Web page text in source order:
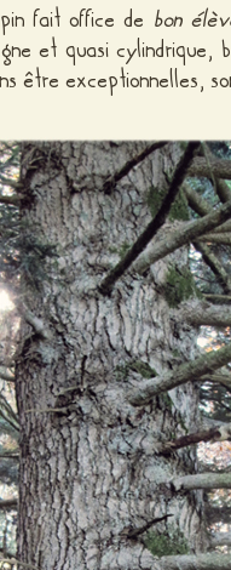
fait office de bon
et quasi cylindrique,
être exceptionnelles,